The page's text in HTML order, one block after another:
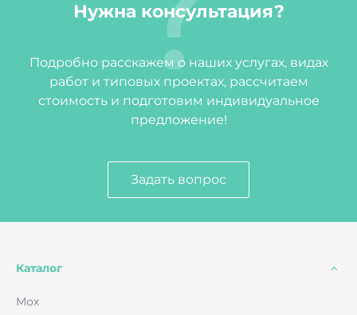
Нужна консультация?
Подробно расскажем о наших услугах, видах
работ и типовых проектах, рассчитаем
стоимость и подготовим индивидуальное
предложение!
Задать вопрос
Каталог
Мох